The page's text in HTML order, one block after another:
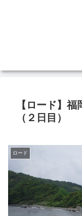
【ロード】
（２日目）
ロード